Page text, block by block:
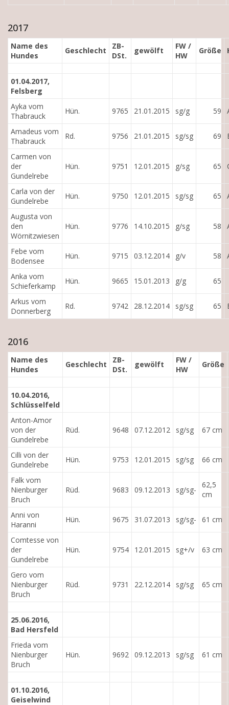
2017
Name des
Hundes
Geschlecht
ZB-
DSt.
gewölft
FW /
HW
Größe
01.04.2017,
Felsberg
Ayka vom
Thabrauck
Hün. 9765 21.01.2015 sg/g 59
Amadeus vom
Thabrauck
Rd. 9756 21.01.2015 sg/sg 69
Carmen von
der
Gundelrebe
Hün. 9751 12.01.2015 g/sg 65
Carla von der
Gundelrebe
Hün. 9750 12.01.2015 sg/sg 65
Augusta von
den
Wörnitzwiesen
Hün. 9776 14.10.2015 g/sg 58
Febe vom
Bodensee
Hün. 9715 03.12.2014 g/v 58
Anka vom
Schieferkamp
Hün. 9665 15.01.2013 g/g 65
Arkus vom
Donnerberg
Rd. 9742 28.12.2014 sg/sg 65
2016
Name des
Hundes
Geschlecht
ZB-
DSt.
gewölft
FW /
HW
Größe
10.04.2016,
Schlüsselfeld
Anton-Amor
von der
Gundelrebe
Rüd. 9648 07.12.2012 sg/sg 67 cm
Cilli von der
Gundelrebe
Hün. 9753 12.01.2015 sg/sg 66 cm
Falk vom
Nienburger
Bruch
Rüd. 9683 09.12.2013 sg/sg-
62,5
cm
Anni von
Haranni
Hün. 9675 31.07.2013 sg/sg- 61 cm
Comtesse von
der
Gundelrebe
Hün. 9754 12.01.2015 sg+/v 63 cm
Gero vom
Nienburger
Bruch
Rüd. 9731 22.12.2014 sg/sg 65 cm
25.06.2016,
Bad Hersfeld
Frieda vom
Nienburger
Bruch
Hün. 9692 09.12.2013 sg/sg 61 cm
01.10.2016,
Geiselwind